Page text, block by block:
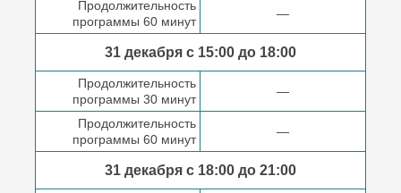
Продолжительность
программы 60 минут
—
31 декабря с 15:00 до 18:00
Продолжительность
программы 30 минут
—
Продолжительность
программы 60 минут
—
31 декабря с 18:00 до 21:00